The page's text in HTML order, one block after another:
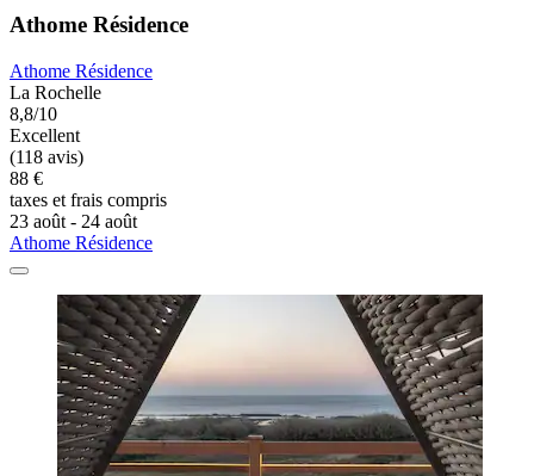
Athome Résidence
Athome Résidence
La Rochelle
8,8/10
Excellent
(118 avis)
88 €
taxes et frais compris
23 août - 24 août
Athome Résidence